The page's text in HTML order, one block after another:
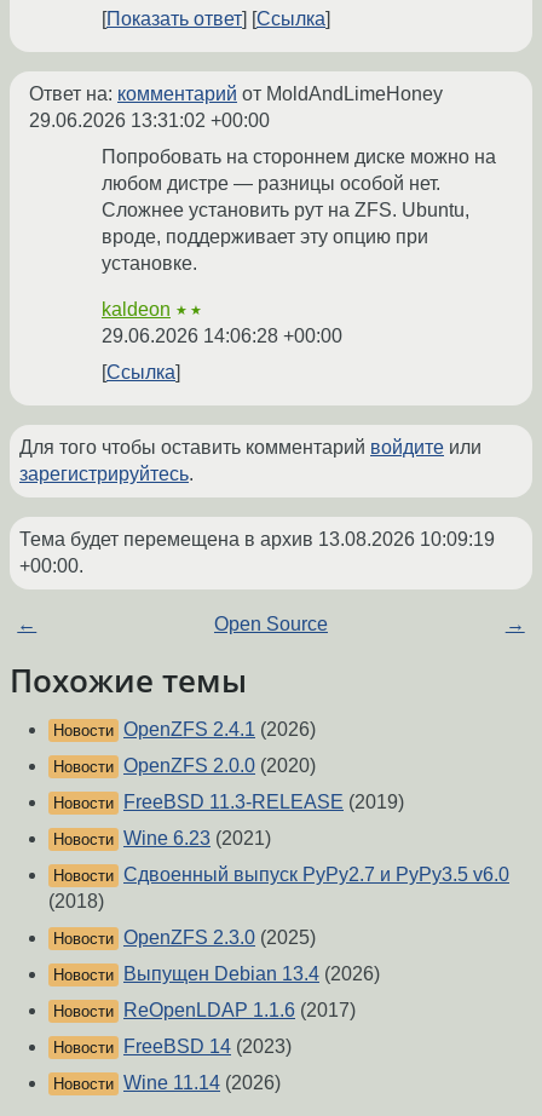
Показать ответ
Ссылка
Ответ на: комментарий от MoldAndLimeHoney
29.06.2026 13:31:02 +00:00
Попробовать на стороннем диске можно на
любом дистре — разницы особой нет.
Сложнее установить рут на ZFS. Ubuntu,
вроде, поддерживает эту опцию при
установке.
kaldeon ★★
29.06.2026 14:06:28 +00:00
Ссылка
Для того чтобы оставить комментарий войдите или
зарегистрируйтесь.
Тема будет перемещена в архив 13.08.2026 10:09:19
+00:00.
← Open Source →
Похожие темы
Новости OpenZFS 2.4.1 (2026)
Новости OpenZFS 2.0.0 (2020)
Новости FreeBSD 11.3-RELEASE (2019)
Новости Wine 6.23 (2021)
Новости Сдвоенный выпуск PyPy2.7 и PyPy3.5 v6.0
(2018)
Новости OpenZFS 2.3.0 (2025)
Новости Выпущен Debian 13.4 (2026)
Новости ReOpenLDAP 1.1.6 (2017)
Новости FreeBSD 14 (2023)
Новости Wine 11.14 (2026)